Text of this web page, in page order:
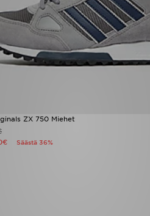
ZX 750 Miehet
Säästä 36%